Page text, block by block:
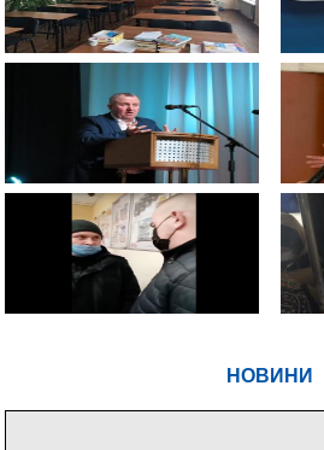
НОВИНИ